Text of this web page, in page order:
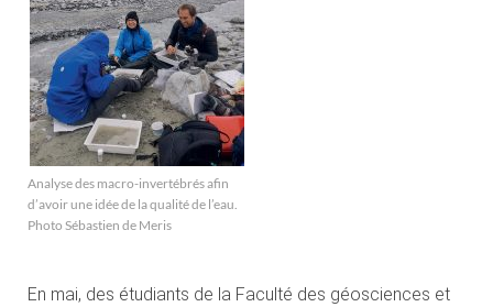
Analyse des macro-invertébrés afin
d’avoir une idée de la qualité de l’eau.
Photo Sébastien de Meris
En mai, des étudiants de la Faculté des géosciences et